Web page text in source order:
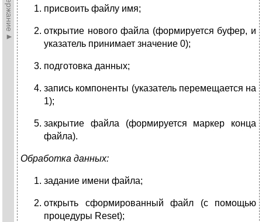
присвоить файлу имя;
открытие нового файла (формируется буфер, и
указатель принимает значение 0);
подготовка данных;
запись компоненты (указатель перемещается на
1);
закрытие файла (формируется маркер конца
файла).
Обработка данных:
задание имени файла;
открыть сформированный файл (с помощью
процедуры Reset);